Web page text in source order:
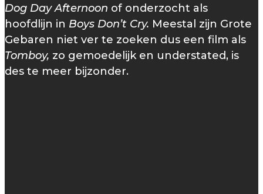
Dog Day Afternoon of onderzocht als
hoofdlijn in Boys Don’t Cry. Meestal zijn Grote
Gebaren niet ver te zoeken dus een film als
Tomboy, zo gemoedelijk en understated, is
des te meer bijzonder.